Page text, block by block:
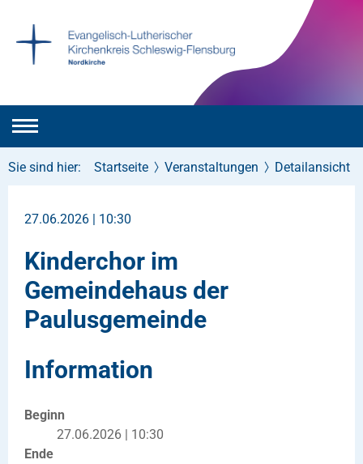
Sie sind hier: Startseite Veranstaltungen Detailansicht
27.06.2026 | 10:30
Kinderchor im
Gemeindehaus der
Paulusgemeinde
Information
Beginn
27.06.2026 | 10:30
Ende